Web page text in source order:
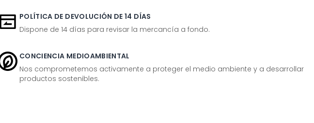
POLÍTICA DE DEVOLUCIÓN DE 14 DÍAS
Dispone de 14 días para revisar la mercancía a fondo.
CONCIENCIA MEDIOAMBIENTAL
Nos comprometemos activamente a proteger el medio ambiente y a desarrollar
productos sostenibles.